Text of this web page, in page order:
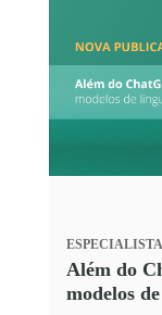
ESPECIALISTA
Além do
modelos